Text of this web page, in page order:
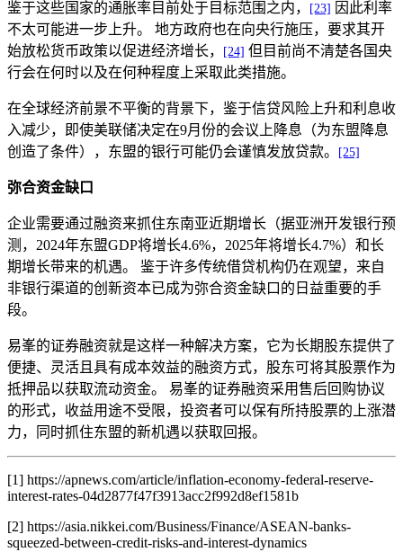
鉴于这些国家的通胀率目前处于目标范围之内， [23] 因此利率
不太可能进一步上升。 地方政府也在向央行施压，要求其开
始放松货币政策以促进经济增长，
[24] 但目前尚不清楚各国央
行会在何时以及在何种程度上采取此类措施。
在全球经济前景不平衡的背景下，鉴于信贷风险上升和利息收
入减少，即使美联储决定在9月份的会议上降息（为东盟降息
创造了条件），东盟的银行可能仍会谨慎发放贷款。
[25]
弥合资金缺口
企业需要通过融资来抓住东南亚近期增长（据亚洲开发银行预
测，2024年东盟GDP将增长4.6%，2025年将增长4.7%）和长
期增长带来的机遇。 鉴于许多传统借贷机构仍在观望，来自
非银行渠道的创新资本已成为弥合资金缺口的日益重要的手
段。
易峯的证券融资就是这样一种解决方案，它为长期股东提供了
便捷、灵活且具有成本效益的融资方式，股东可将其股票作为
抵押品以获取流动资金。 易峯的证券融资采用售后回购协议
的形式，收益用途不受限，投资者可以保有所持股票的上涨潜
力，同时抓住东盟的新机遇以获取回报。
[1] https://apnews.com/article/inflation-economy-federal-reserve-
interest-rates-04d2877f47f3913acc2f992d8ef1581b
[2] https://asia.nikkei.com/Business/Finance/ASEAN-banks-
squeezed-between-credit-risks-and-interest-dynamics